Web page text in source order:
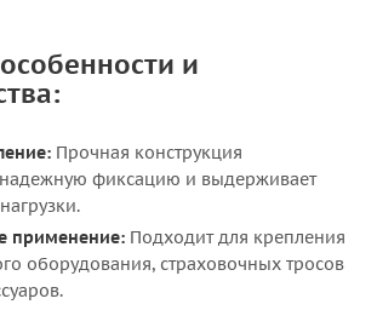
и
Прочная конструкция
надежную фиксацию и выдерживает
применение: Подходит для крепления
оборудования, страховочных тросов